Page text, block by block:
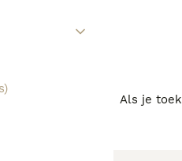
Als je